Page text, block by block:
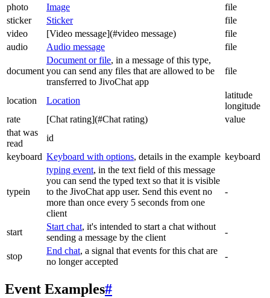
photo
Image
file
sticker
Sticker
file
video
[Video message](#video message)
file
audio
Audio message file
document
Document or file, in a message of this type,
you can send any files that are allowed to be
transferred to JivoChat app
file
location Location
latitude
longitude
rate
[Chat rating](#Chat rating)
value
that was
read
id
keyboard Keyboard with options, details in the example keyboard
typein
typing event, in the text field of this message
you can send the typed text so that it is visible
to the JivoChat app user. Send this event no
more than once every 5 seconds from one
client
-
start
Start chat, it's intended to start a chat without
sending a message by the client
-
stop
End chat, a signal that events for this chat are
no longer accepted
-
Event Examples#